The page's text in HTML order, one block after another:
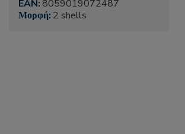
EAN: 8059019072487
Μορφή: 2 shells